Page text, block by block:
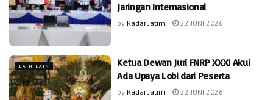
Jaringan Internasional
by Radar Jatim 22 JUNI 2026
LAIN-LAIN
Ketua Dewan Juri FNRP XXXI Akui
Ada Upaya Lobi dari Peserta
by Radar Jatim 22 JUNI 2026